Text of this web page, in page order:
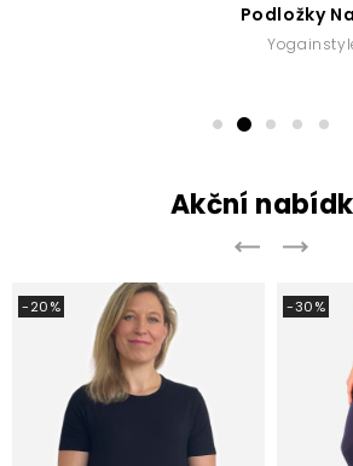
Podložky Na Jógu
Yogainstyle.cz
Akční
-20% -30%